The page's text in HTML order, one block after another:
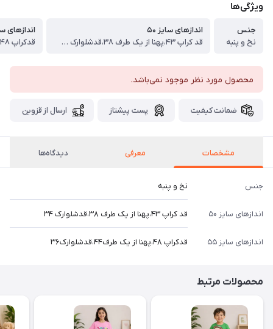
ویژگی‌ها
جنس
نخ و پنبه
اندازهای سایز ۵۰
قد کراپ ۴۳،پهنا از یک طرف ۳۸،قدشلوارک ۳۴
اندازهای
قدکراپ ۴۸،پهنا از یک طرف۴۴،قدشلوارک۳۶
محصول مورد نظر موجود نمی‌باشد.
ضمانت کیفیت پست پیشتاز ارسال از قزوین
مشخصات معرفی دیدگاه‌ها
جنس نخ و پنبه
اندازهای سایز ۵۰ قد کراپ ۴۳،پهنا از یک طرف ۳۸،قدشلوارک ۳۴
اندازهای سایز ۵۵ قدکراپ ۴۸،پهنا از یک طرف۴۴،قدشلوارک۳۶
محصولات مرتبط